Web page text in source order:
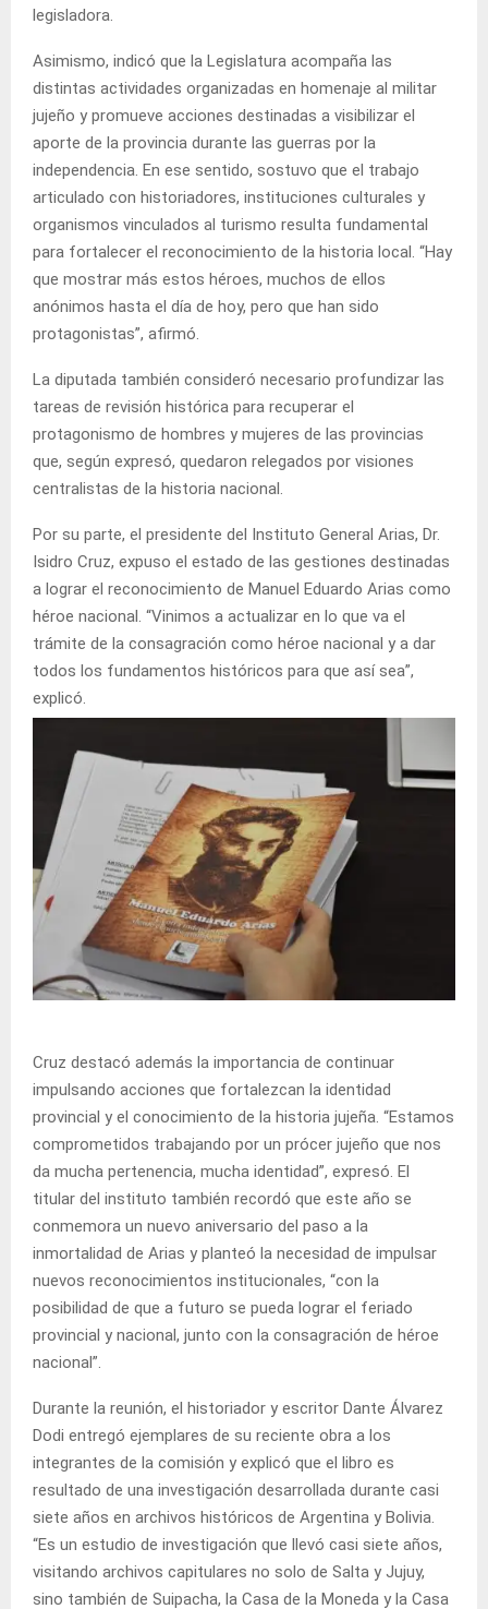
legisladora.
Asimismo, indicó que la Legislatura acompaña las
distintas actividades organizadas en homenaje al militar
jujeño y promueve acciones destinadas a visibilizar el
aporte de la provincia durante las guerras por la
independencia. En ese sentido, sostuvo que el trabajo
articulado con historiadores, instituciones culturales y
organismos vinculados al turismo resulta fundamental
para fortalecer el reconocimiento de la historia local. “Hay
que mostrar más estos héroes, muchos de ellos
anónimos hasta el día de hoy, pero que han sido
protagonistas”, afirmó.
La diputada también consideró necesario profundizar las
tareas de revisión histórica para recuperar el
protagonismo de hombres y mujeres de las provincias
que, según expresó, quedaron relegados por visiones
centralistas de la historia nacional.
Por su parte, el presidente del Instituto General Arias, Dr.
Isidro Cruz, expuso el estado de las gestiones destinadas
a lograr el reconocimiento de Manuel Eduardo Arias como
héroe nacional. “Vinimos a actualizar en lo que va el
trámite de la consagración como héroe nacional y a dar
todos los fundamentos históricos para que así sea”,
explicó.
Cruz destacó además la importancia de continuar
impulsando acciones que fortalezcan la identidad
provincial y el conocimiento de la historia jujeña. “Estamos
comprometidos trabajando por un prócer jujeño que nos
da mucha pertenencia, mucha identidad”, expresó. El
titular del instituto también recordó que este año se
conmemora un nuevo aniversario del paso a la
inmortalidad de Arias y planteó la necesidad de impulsar
nuevos reconocimientos institucionales, “con la
posibilidad de que a futuro se pueda lograr el feriado
provincial y nacional, junto con la consagración de héroe
nacional”.
Durante la reunión, el historiador y escritor Dante Álvarez
Dodi entregó ejemplares de su reciente obra a los
integrantes de la comisión y explicó que el libro es
resultado de una investigación desarrollada durante casi
siete años en archivos históricos de Argentina y Bolivia.
“Es un estudio de investigación que llevó casi siete años,
visitando archivos capitulares no solo de Salta y Jujuy,
sino también de Suipacha, la Casa de la Moneda y la Casa